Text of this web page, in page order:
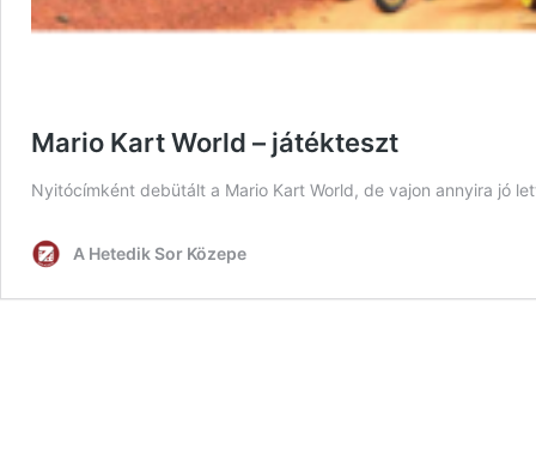
Mario Kart World – játékteszt
Nyitócímként debütált a Mario Kart World, de vajon annyira jó
A Hetedik Sor Közepe